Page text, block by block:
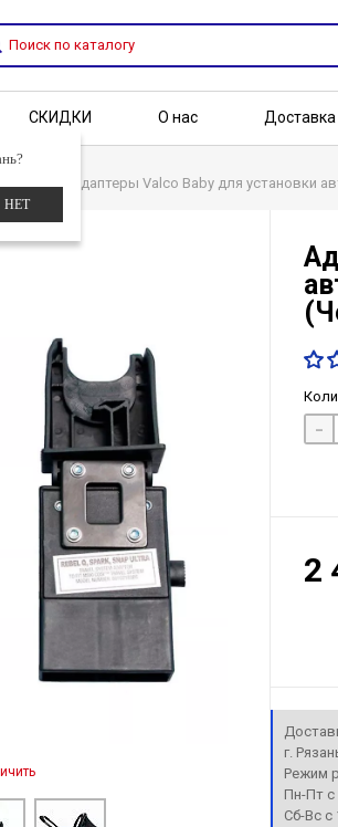
НЕТ
СКИДКИ О нас Доставка
Адаптеры Valco Baby для установки
-
2
г.
Режим
Пн-Пт с
Сб-Вс с